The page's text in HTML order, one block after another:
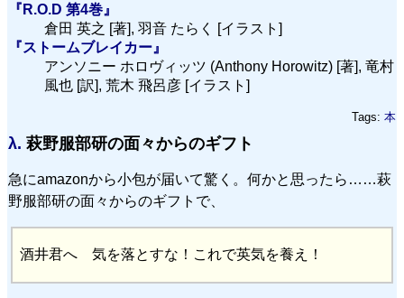
『R.O.D 第4巻』
倉田 英之 [著], 羽音 たらく [イラスト]
『ストームブレイカー』
アンソニー ホロヴィッツ (Anthony Horowitz) [著], 竜村
風也 [訳], 荒木 飛呂彦 [イラスト]
Tags: 本
λ. 萩野服部研の面々からのギフト
急にamazonから小包が届いて驚く。何かと思ったら……萩
野服部研の面々からのギフトで、
酒井君へ 気を落とすな！これで英気を養え！